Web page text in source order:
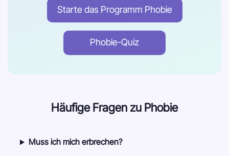
Starte das Programm Phobie
Phobie-Quiz
Häufige Fragen zu Phobie
Muss ich mich erbrechen?